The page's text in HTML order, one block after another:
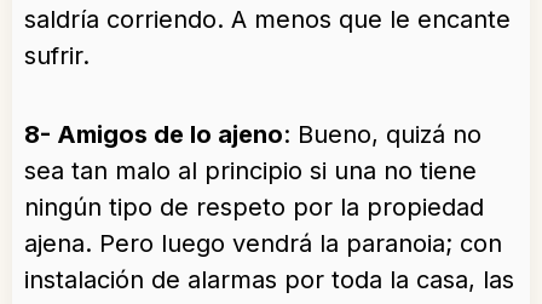
saldría corriendo. A menos que le encante
sufrir.
8- Amigos de lo ajeno: Bueno, quizá no
sea tan malo al principio si una no tiene
ningún tipo de respeto por la propiedad
ajena. Pero luego vendrá la paranoia; con
instalación de alarmas por toda la casa, las